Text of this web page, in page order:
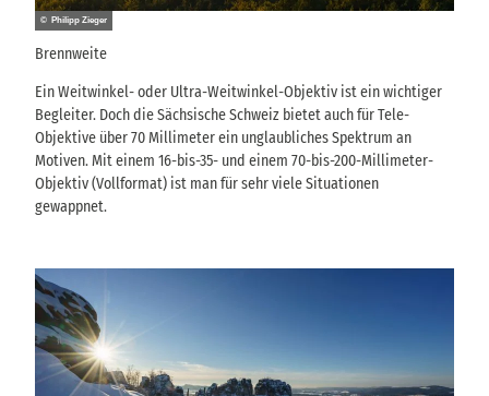
© Philipp Zieger
Brennweite
Ein Weitwinkel- oder Ultra-Weitwinkel-Objektiv ist ein wichtiger
Begleiter. Doch die Sächsische Schweiz bietet auch für Tele-
Objektive über 70 Millimeter ein unglaubliches Spektrum an
Motiven. Mit einem 16-bis-35- und einem 70-bis-200-Millimeter-
Objektiv (Vollformat) ist man für sehr viele Situationen
gewappnet.